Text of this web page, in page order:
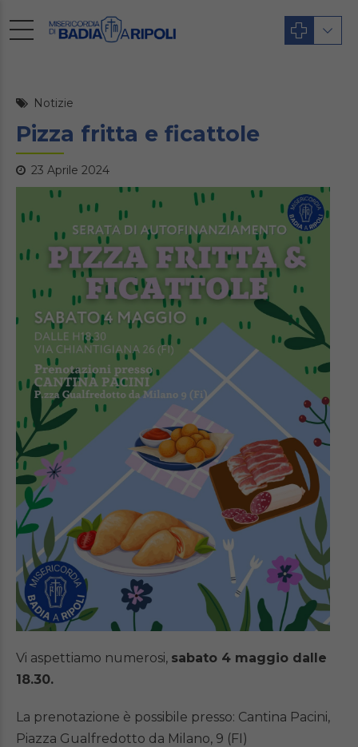
Notizie
Pizza fritta e ficattole
23 Aprile 2024
Vi aspettiamo numerosi, sabato 4 maggio dalle
18.30.
La prenotazione è possibile presso: Cantina Pacini,
Piazza Gualfredotto da Milano, 9 (FI)